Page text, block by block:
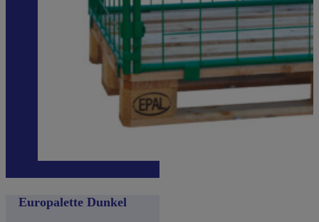
Europalette Dunkel